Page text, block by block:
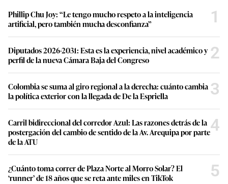
Phillip Chu Joy: “Le tengo mucho respeto a la inteligencia
artificial, pero también mucha desconfianza”
1
Diputados 2026-2031: Esta es la experiencia, nivel académico y
perfil de la nueva Cámara Baja del Congreso
2
Colombia se suma al giro regional a la derecha: cuánto cambia
la política exterior con la llegada de De la Espriella
3
Carril bidireccional del corredor Azul: Las razones detrás de la
postergación del cambio de sentido de la Av. Arequipa por parte
de la ATU
4
¿Cuánto toma correr de Plaza Norte al Morro Solar? El
‘runner’ de 18 años que se reta ante miles en TikTok
5